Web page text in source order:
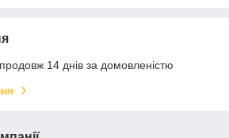
14 днів за домовленістю